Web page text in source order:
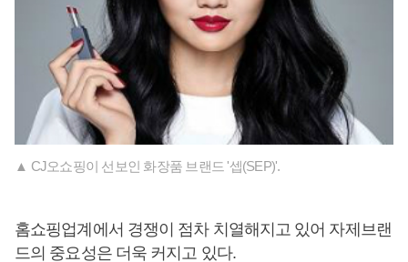
▲ CJ오쇼핑이 선보인 화장품 브랜드 '셉(SEP)'.
홈쇼핑업계에서 경쟁이 점차 치열해지고 있어 자제브랜
드의 중요성은 더욱 커지고 있다.